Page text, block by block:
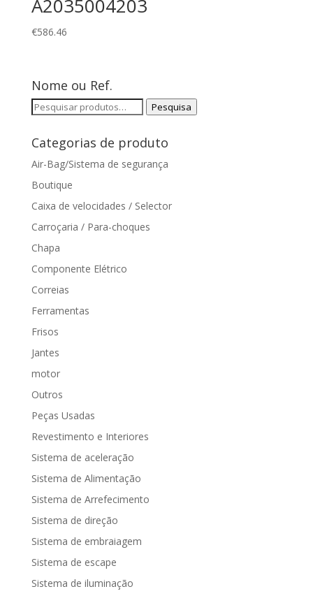
A2035004203
€586.46
Nome ou Ref.
Pesquisar
Pesquisa
Categorias de produto
Air-Bag/Sistema de segurança
Boutique
Caixa de velocidades / Selector
Carroçaria / Para-choques
Chapa
Componente Elétrico
Correias
Ferramentas
Frisos
Jantes
motor
Outros
Peças Usadas
Revestimento e Interiores
Sistema de aceleração
Sistema de Alimentação
Sistema de Arrefecimento
Sistema de direção
Sistema de embraiagem
Sistema de escape
Sistema de iluminação